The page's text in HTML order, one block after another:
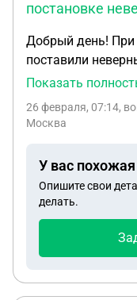
спасибо за
постановке
Добрый день! При лечении в клинике сначала
поставили
лечение, дорогие
диагноз стал
компенсировать лишние
связи с более
тяжёлое
Показать
26 февраля, 07:14,
Москва
У вас
Опишите свои
делать.